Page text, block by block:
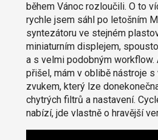
během Vánoc rozloučili. O to
rychle jsem sáhl po letošním
syntezátoru ve stejném
miniaturním displejem,
a s velmi podobným workflow.
přišel, mám v oblibě nástroje
zvukem, který lze
chytrých filtrů a nastavení.
nabízí, jde vlastně o hravější